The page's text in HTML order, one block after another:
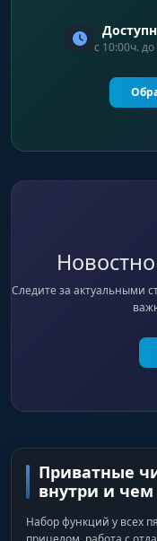
с 10:00ч.
Следите за актуальными
Приватные
внутри и
Набор функций у всех